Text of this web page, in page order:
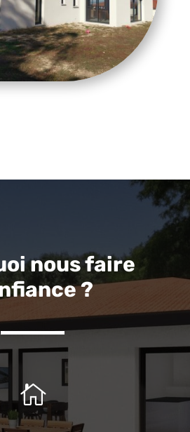
nous faire
?
